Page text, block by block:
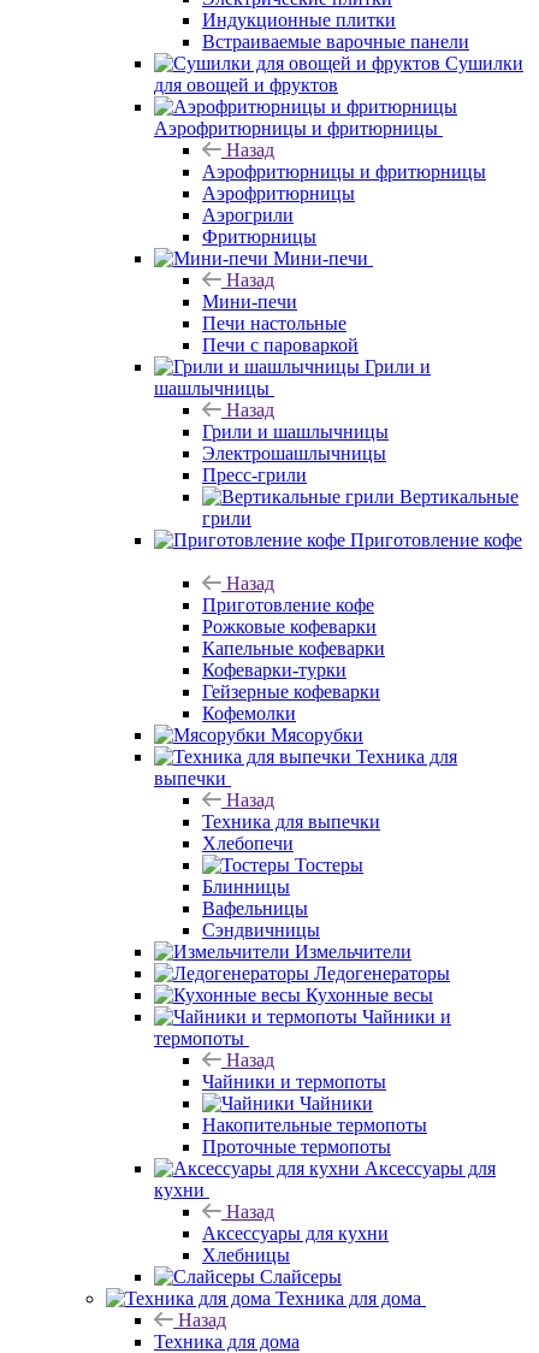
Индукционные плитки
Встраиваемые варочные панели
Сушилки
для овощей и фруктов
Аэрофритюрницы и фритюрницы
Назад
Аэрофритюрницы и фритюрницы
Аэрофритюрницы
Аэрогрили
Фритюрницы
Мини-печи
Назад
Мини-печи
Печи настольные
Печи с пароваркой
Грили и
шашлычницы
Назад
Грили и шашлычницы
Электрошашлычницы
Пресс-грили
Вертикальные
грили
Приготовление кофе
Назад
Приготовление кофе
Рожковые кофеварки
Капельные кофеварки
Кофеварки-турки
Гейзерные кофеварки
Кофемолки
Мясорубки
Техника для
выпечки
Назад
Техника для выпечки
Хлебопечи
Тостеры
Блинницы
Вафельницы
Сэндвичницы
Измельчители
Ледогенераторы
Кухонные весы
Чайники и
термопоты
Назад
Чайники и термопоты
Чайники
Накопительные термопоты
Проточные термопоты
Аксессуары для
кухни
Назад
Аксессуары для кухни
Хлебницы
Слайсеры
Техника для дома
Назад
Техника для дома